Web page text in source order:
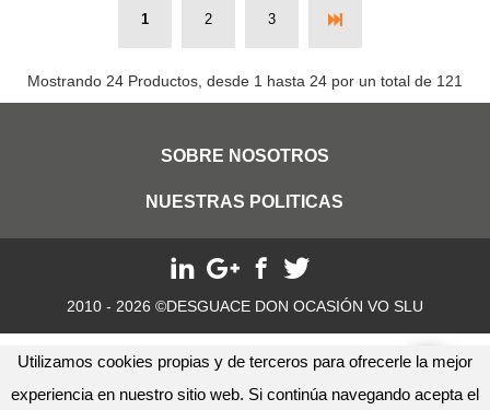
Utilizamos cookies propias y de terceros para ofrecerle la mejor
experiencia en nuestro sitio web. Si continúa navegando acepta el
1 2 3
Mostrando 24 Productos, desde 1 hasta 24 por un total de 121
SOBRE NOSOTROS
NUESTRAS POLITICAS
2010 - 2026 ©DESGUACE DON OCASIÓN VO SLU